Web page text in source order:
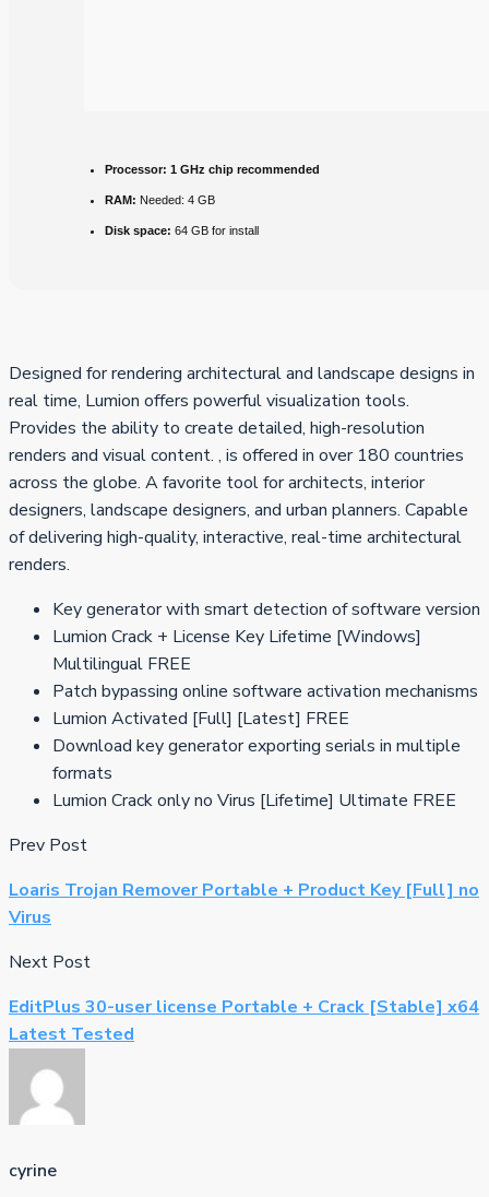
Processor: 1 GHz chip recommended
RAM: Needed: 4 GB
Disk space: 64 GB for install
Designed for rendering architectural and landscape designs in
real time, Lumion offers powerful visualization tools.
Provides the ability to create detailed, high-resolution
renders and visual content. , is offered in over 180 countries
across the globe. A favorite tool for architects, interior
designers, landscape designers, and urban planners. Capable
of delivering high-quality, interactive, real-time architectural
renders.
Key generator with smart detection of software version
Lumion Crack + License Key Lifetime [Windows]
Multilingual FREE
Patch bypassing online software activation mechanisms
Lumion Activated [Full] [Latest] FREE
Download key generator exporting serials in multiple
formats
Lumion Crack only no Virus [Lifetime] Ultimate FREE
Prev Post
Loaris Trojan Remover Portable + Product Key [Full] no
Virus
Next Post
EditPlus 30-user license Portable + Crack [Stable] x64
Latest Tested
cyrine